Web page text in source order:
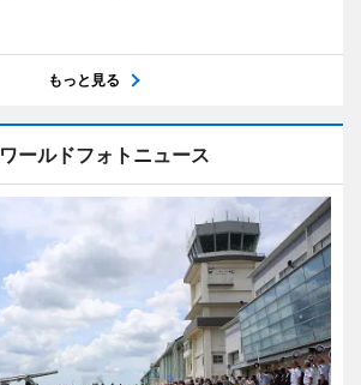
もっと見る
ワールドフォトニュース